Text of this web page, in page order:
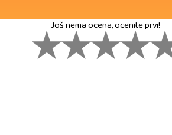
Još nema ocena, ocenite prvi!